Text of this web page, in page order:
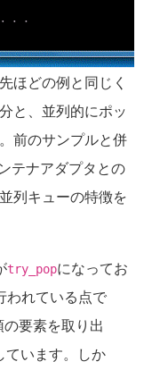
ほどの例と同じく
と、並列的にポッ
前のサンプルと併
テナアダプタとの
列キューの特徴を
try_popになってお
われている点で
要素を取り出
ています。しか